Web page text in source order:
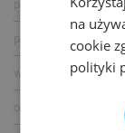
podnoszone podłogi
podwieszane sufity
wykładziny
na
cookie
polityki